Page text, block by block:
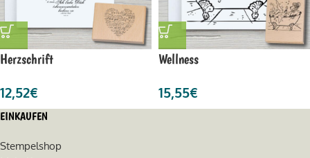
Herzschrift
12,52€
Wellness
15,55€
EINKAUFEN
Stempelshop